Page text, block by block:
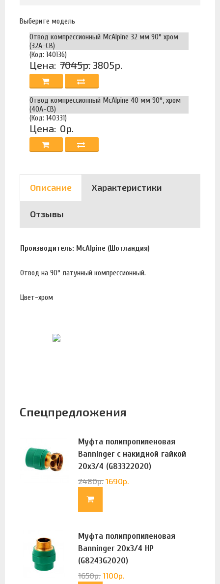
Выберите модель
Отвод компрессионный McAlpine 32 мм 90° хром
(32A-CB)
(Код: 140136)
Цена: 7045р. 3805р.
Отвод компрессионный McAlpine 40 мм 90°, хром
(40A-CB)
(Код: 140331)
Цена: 0р.
Описание Характеристики
Отзывы
Производитель: McAlpine (Шотландия)
Отвод на 90° латунный компрессионный.
Цвет-хром
Спецпредложения
Муфта полипропиленовая
Banninger с накидной гайкой
20х3/4 (G83322020)
2480р. 1690р.
Муфта полипропиленовая
Banninger 20х3/4 НР
(G8243G2020)
1650р. 1100р.